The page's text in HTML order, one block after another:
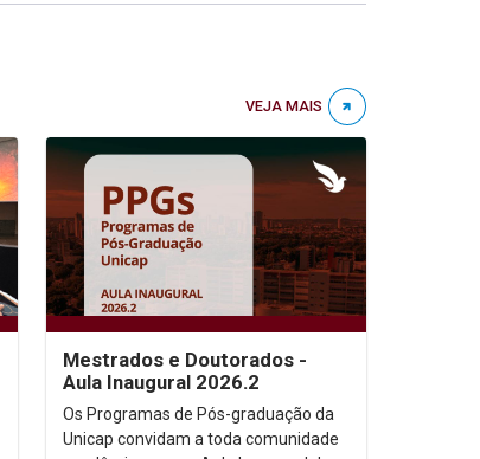
VEJA MAIS
Mestrados e Doutorados -
Aula Inaugural 2026.2
Os Programas de Pós-graduação da
Unicap convidam a toda comunidade